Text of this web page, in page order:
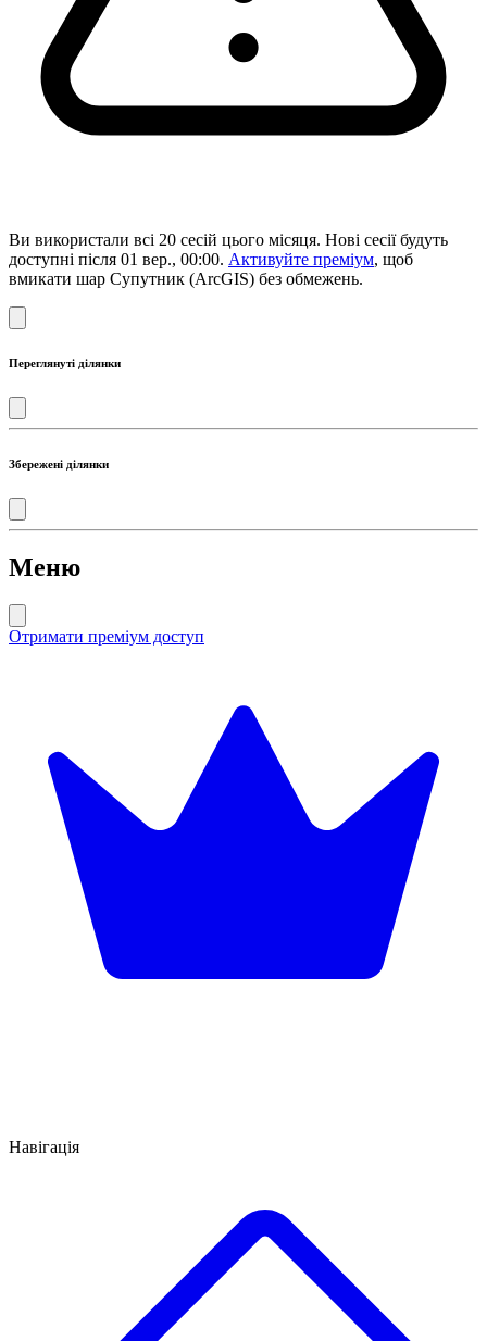
Ви використали всі 20 сесій цього місяця. Нові сесії будуть
доступні після 01 вер., 00:00. Активуйте преміум, щоб
вмикати шар Супутник (ArcGIS) без обмежень.
Переглянуті ділянки
Збережені ділянки
Меню
Отримати преміум доступ
Навігація